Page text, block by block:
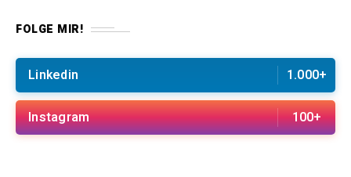
FOLGE MIR!
Linkedin 1.000+
Instagram 100+